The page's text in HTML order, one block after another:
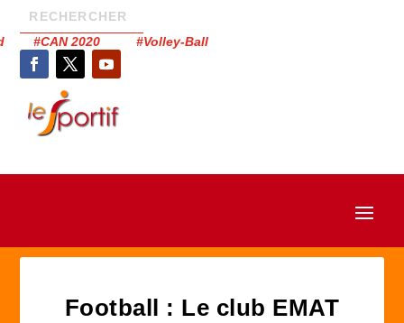
#CAN 2020 #Volley-Ball
Football : Le club EMAT